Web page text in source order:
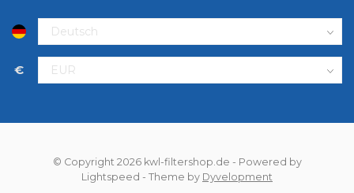
€
© Copyright 2026 kwl-filtershop.de - Powered by
Lightspeed - Theme by Dyvelopment